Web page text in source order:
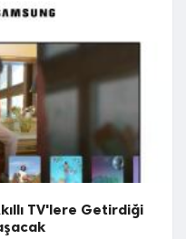
TV'lere Getirdiği